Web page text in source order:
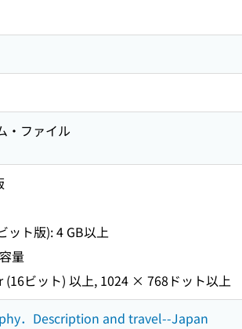
・ファイル
ット版): 4 GB以上
量
ビット) 以上, 1024 × 768ドット以上
．Description and travel--Japan